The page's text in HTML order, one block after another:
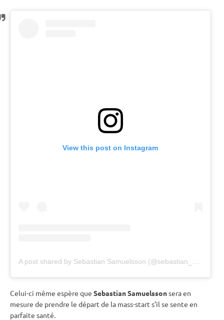
View this post on Instagram
Celui-ci même espère que Sebastian Samuelssonsera en
mesure de prendre le départ de la mass-start s’il se sente en
parfaite santé.